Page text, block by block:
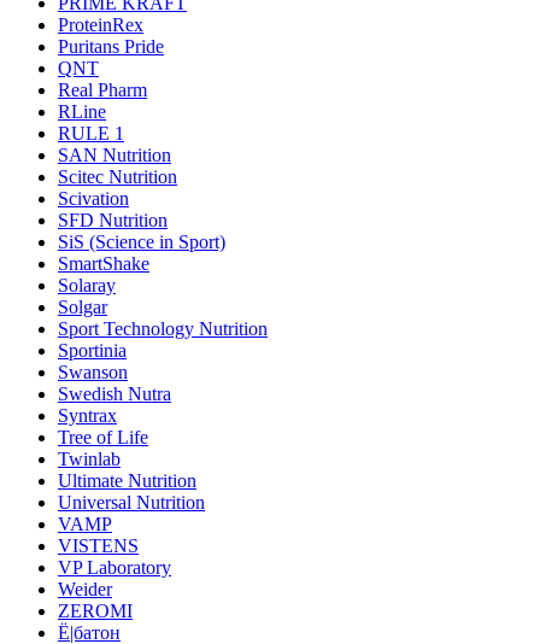
ProteinRex
Puritans Pride
QNT
Real Pharm
RLine
RULE 1
SAN Nutrition
Scitec Nutrition
Scivation
SFD Nutrition
SiS (Science in Sport)
SmartShake
Solaray
Solgar
Sport Technology Nutrition
Sportinia
Swanson
Swedish Nutra
Syntrax
Tree of Life
Twinlab
Ultimate Nutrition
Universal Nutrition
VAMP
VISTENS
VP Laboratory
Weider
ZEROMI
Ё|батон